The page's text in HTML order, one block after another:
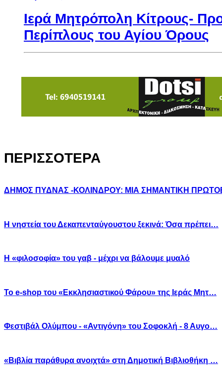
Ιερά Μητρόπολη Κίτρους-
Περίπλους του Αγίου Όρους
ΠΕΡΙΣΣΟΤΕΡΑ
ΔΗΜΟΣ ΠΥΔΝΑΣ -ΚΟΛΙΝΔΡΟΥ: ΜΙΑ ΣΗΜΑΝΤΙΚΗ
Η νηστεία του Δεκαπενταύγουστου ξεκινά: Όσα πρέπει…
Η «φιλοσοφία» του γαβ - μέχρι να βάλουμε μυαλό
Το e-shop του «Εκκλησιαστικού Φάρου» της Ιεράς Μητ…
Φεστιβάλ Ολύμπου - «Αντιγόνη» του Σοφοκλή - 8 Αυγο…
«Βιβλία παράθυρα ανοιχτά» στη Δημοτική Βιβλιοθήκη …